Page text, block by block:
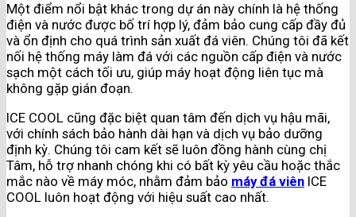
Một điểm nổi bật khác trong dự án này chính là hệ thống
điện và nước được bố trí hợp lý, đảm bảo cung cấp đầy đủ
và ổn định cho quá trình sản xuất đá viên. Chúng tôi đã kết
nối hệ thống máy làm đá với các nguồn cấp điện và nước
sạch một cách tối ưu, giúp máy hoạt động liên tục mà
không gặp gián đoạn.
ICE COOL cũng đặc biệt quan tâm đến dịch vụ hậu mãi,
với chính sách bảo hành dài hạn và dịch vụ bảo dưỡng
định kỳ. Chúng tôi cam kết sẽ luôn đồng hành cùng chị
Tâm, hỗ trợ nhanh chóng khi có bất kỳ yêu cầu hoặc thắc
mắc nào về máy móc, nhằm đảm bảo máy đá viên ICE
COOL luôn hoạt động với hiệu suất cao nhất.